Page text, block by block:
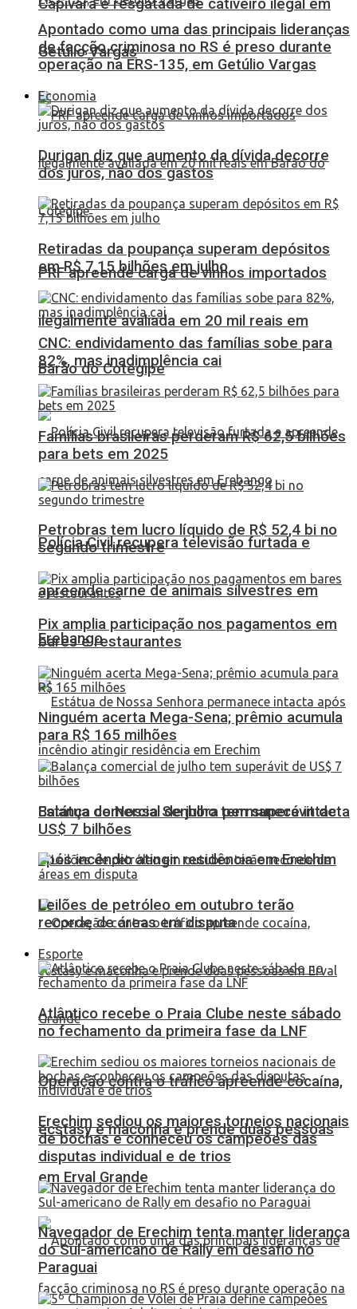
Capivara é resgatada de cativeiro ilegal em
Getúlio Vargas
PRF apreende carga de vinhos importados
ilegalmente avaliada em 20 mil reais em
Barão do Cotegipe
Polícia Civil recupera televisão furtada e
apreende carne de animais silvestres em
Erebango
Estátua de Nossa Senhora permanece intacta
após incêndio atingir residência em Erechim
Operação contra o tráfico apreende cocaína,
ecstasy e maconha e prende duas pessoas
em Erval Grande
Apontado como uma das principais lideranças
de facção criminosa no RS é preso durante
operação na ERS-135, em Getúlio Vargas
Economia
Durigan diz que aumento da dívida decorre
dos juros, não dos gastos
Retiradas da poupança superam depósitos
em R$ 7,15 bilhões em julho
CNC: endividamento das famílias sobe para
82%, mas inadimplência cai
Famílias brasileiras perderam R$ 62,5 bilhões
para bets em 2025
Petrobras tem lucro líquido de R$ 52,4 bi no
segundo trimestre
Pix amplia participação nos pagamentos em
bares e restaurantes
Ninguém acerta Mega-Sena; prêmio acumula
para R$ 165 milhões
Balança comercial de julho tem superávit de
US$ 7 bilhões
Leilões de petróleo em outubro terão
recorde de áreas em disputa
Esporte
Atlântico recebe o Praia Clube neste sábado
no fechamento da primeira fase da LNF
Erechim sediou os maiores torneios nacionais
de bochas e conheceu os campeões das
disputas individual e de trios
Navegador de Erechim tenta manter liderança
do Sul-americano de Rally em desafio no
Paraguai